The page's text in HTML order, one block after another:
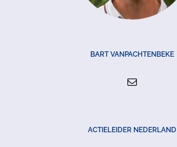
BART VANPACHTENBEKE
ACTIELEIDER NEDERLAND